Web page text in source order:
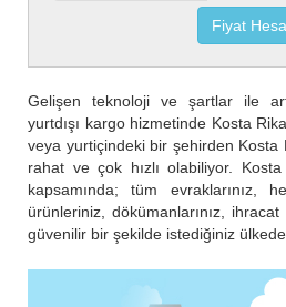
Fiyat
Gelişen teknoloji ve şartlar ile
yurtdışı kargo hizmetinde Kosta
veya yurtiçindeki bir şehirden
rahat ve çok hızlı olabiliyor.
kapsamında; tüm evraklarınız,
ürünleriniz, dökümanlarınız, ihracat
güvenilir bir şekilde istediğiniz ülkede